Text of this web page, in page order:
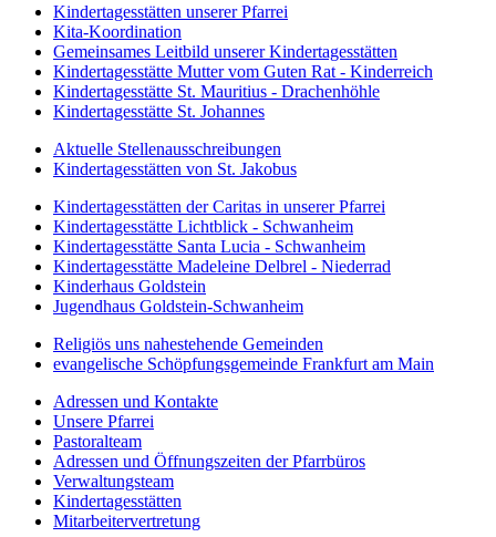
Kindertagesstätten unserer Pfarrei
Kita-Koordination
Gemeinsames Leitbild unserer Kindertagesstätten
Kindertagesstätte Mutter vom Guten Rat - Kinderreich
Kindertagesstätte St. Mauritius - Drachenhöhle
Kindertagesstätte St. Johannes
Aktuelle Stellenausschreibungen
Kindertagesstätten von St. Jakobus
Kindertagesstätten der Caritas in unserer Pfarrei
Kindertagesstätte Lichtblick - Schwanheim
Kindertagesstätte Santa Lucia - Schwanheim
Kindertagesstätte Madeleine Delbrel - Niederrad
Kinderhaus Goldstein
Jugendhaus Goldstein-Schwanheim
Religiös uns nahestehende Gemeinden
evangelische Schöpfungsgemeinde Frankfurt am Main
Adressen und Kontakte
Unsere Pfarrei
Pastoralteam
Adressen und Öffnungszeiten der Pfarrbüros
Verwaltungsteam
Kindertagesstätten
Mitarbeitervertretung